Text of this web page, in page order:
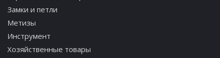
Замки и петли
Метизы
Инструмент
Хозяйственные товары